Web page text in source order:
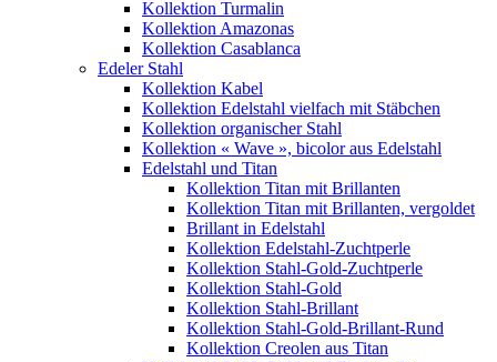
Kollektion Turmalin
Kollektion Amazonas
Kollektion Casablanca
Edeler Stahl
Kollektion Kabel
Kollektion Edelstahl vielfach mit Stäbchen
Kollektion organischer Stahl
Kollektion « Wave », bicolor aus Edelstahl
Edelstahl und Titan
Kollektion Titan mit Brillanten
Kollektion Titan mit Brillanten, vergoldet
Brillant in Edelstahl
Kollektion Edelstahl-Zuchtperle
Kollektion Stahl-Gold-Zuchtperle
Kollektion Stahl-Gold
Kollektion Stahl-Brillant
Kollektion Stahl-Gold-Brillant-Rund
Kollektion Creolen aus Titan